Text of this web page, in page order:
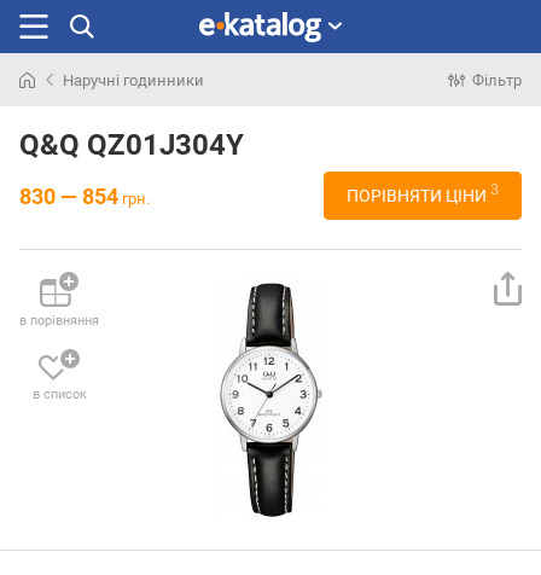
раніше
Наручні годинники Фільтр
Q&Q QZ01J304Y
830 — 854 грн. ПОРІВНЯТИ ЦІНИ 3
в порівняння
в список